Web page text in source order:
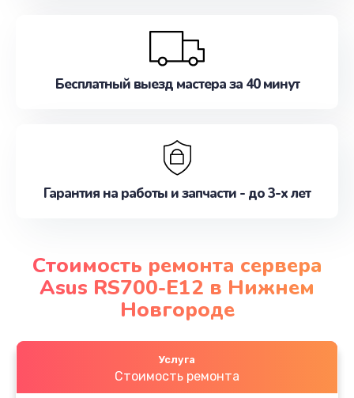
Бесплатный выезд мастера за 40 минут
Гарантия на работы и запчасти - до 3-х лет
Стоимость ремонта сервера
Asus RS700-E12 в Нижнем
Новгороде
Услуга
Стоимость ремонта